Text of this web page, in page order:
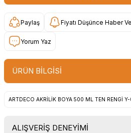
Paylaş Fiyatı Düşünce Haber
Yorum Yaz
ÜRÜN BİLGİSİ
ARTDECO AKRİLİK BOYA 500 ML TEN RENGİ
ALIŞVERİŞ DENEYİMİ